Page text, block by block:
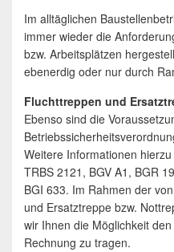
Im alltäglichen
immer wieder die
bzw. Arbeitsplätzen
ebenerdig oder nur durch
Fluchttreppen und
Ebenso sind die
Weitere Informationen
TRBS 2121, BGV A1, BGR
BGI 633. Im Rahmen der
und Ersatztreppe bzw.
wir Ihnen die Möglichkeit
Rechnung zu tragen.